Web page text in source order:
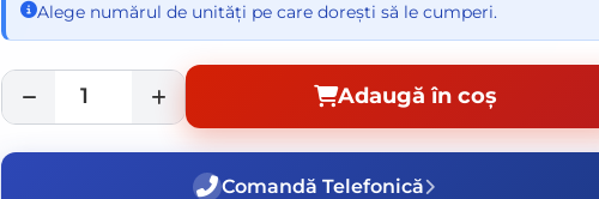
Alege numărul de unități pe care dorești să le cumperi.
Adaugă în coș
Comandă Telefonică